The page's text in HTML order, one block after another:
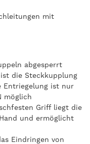
mit
abgesperrt
die Steckkupplung
Entriegelung ist nur
möglich
Griff liegt die
und ermöglicht
Eindringen von